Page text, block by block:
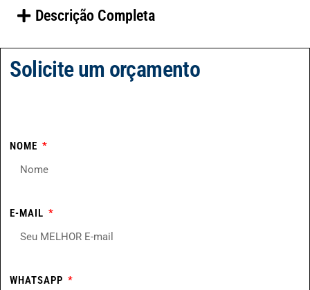
Descrição Completa
Solicite um orçamento
NOME
E-MAIL
WHATSAPP